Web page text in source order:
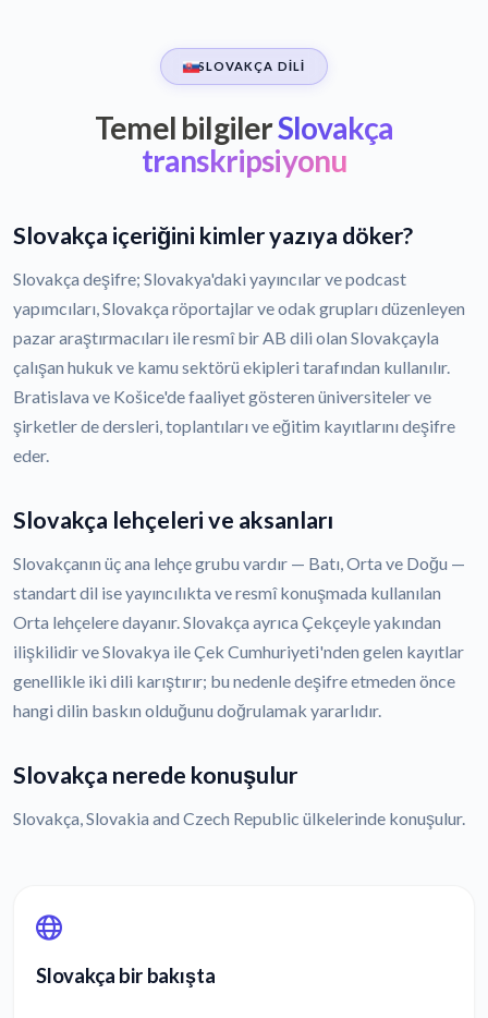
SLOVAKÇA DILI
Temel bilgilerSlovakça
transkripsiyonu
Slovakça içeriğini kimler yazıya döker?
Slovakça deşifre; Slovakya'daki yayıncılar ve podcast
yapımcıları, Slovakça röportajlar ve odak grupları düzenleyen
pazar araştırmacıları ile resmî bir AB dili olan Slovakçayla
çalışan hukuk ve kamu sektörü ekipleri tarafından kullanılır.
Bratislava ve Košice'de faaliyet gösteren üniversiteler ve
şirketler de dersleri, toplantıları ve eğitim kayıtlarını deşifre
eder.
Slovakça lehçeleri ve aksanları
Slovakçanın üç ana lehçe grubu vardır — Batı, Orta ve Doğu —
standart dil ise yayıncılıkta ve resmî konuşmada kullanılan
Orta lehçelere dayanır. Slovakça ayrıca Çekçeyle yakından
ilişkilidir ve Slovakya ile Çek Cumhuriyeti'nden gelen kayıtlar
genellikle iki dili karıştırır; bu nedenle deşifre etmeden önce
hangi dilin baskın olduğunu doğrulamak yararlıdır.
Slovakça nerede konuşulur
Slovakça, Slovakia and Czech Republic ülkelerinde konuşulur.
Slovakça bir bakışta